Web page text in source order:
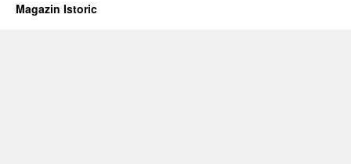
Magazin Istoric